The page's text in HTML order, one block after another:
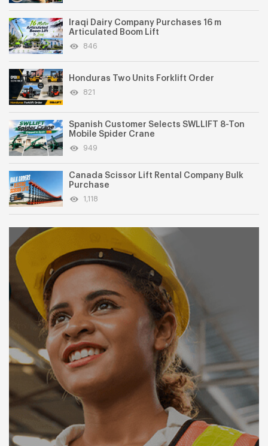
Iraqi Dairy Company Purchases 16 m
Articulated Boom Lift
846
Honduras Two Units Forklift Order
821
Spanish Customer Selects SWLLIFT 8-Ton
Mobile Spider Crane
949
Canada Scissor Lift Rental Company Bulk
Purchase
1,118